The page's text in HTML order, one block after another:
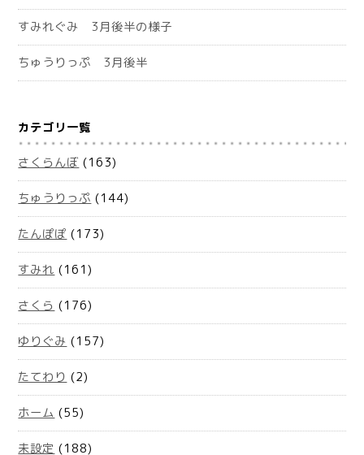
すみれぐみ 3月後半の様子
ちゅうりっぷ 3月後半
カテゴリ一覧
さくらんぼ (163)
ちゅうりっぷ (144)
たんぽぽ (173)
すみれ (161)
さくら (176)
ゆりぐみ (157)
たてわり (2)
ホーム (55)
未設定 (188)